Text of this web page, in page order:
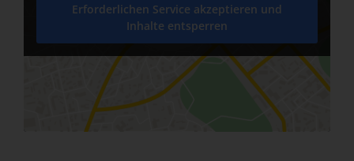
Erforderlichen Service akzeptieren und
Inhalte entsperren